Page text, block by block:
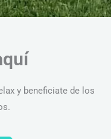
y beneficiate de los